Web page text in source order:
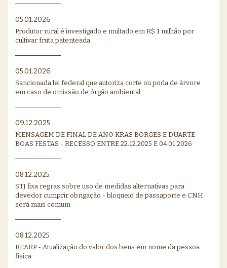
05.01.2026
Produtor rural é investigado e multado em R$ 1 milhão por
cultivar fruta patenteada
05.01.2026
Sancionada lei federal que autoriza corte ou poda de árvore
em caso de omissão de órgão ambiental
09.12.2025
MENSAGEM DE FINAL DE ANO KRAS BORGES E DUARTE -
BOAS FESTAS - RECESSO ENTRE 22.12.2025 E 04.01.2026
08.12.2025
STJ fixa regras sobre uso de medidas alternativas para
devedor cumprir obrigação - bloqueio de passaporte e CNH
será mais comum
08.12.2025
REARP - Atualização do valor dos bens em nome da pessoa
física